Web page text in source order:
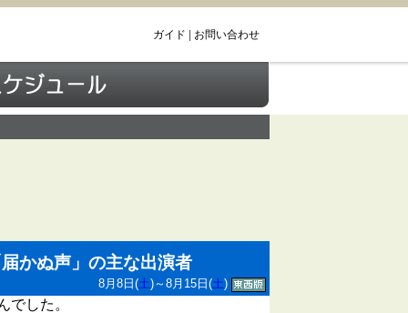
ガイド お問い合わせ
かぬ声」の主な出演者
8月8日(土)～8月15日(土)
でした。